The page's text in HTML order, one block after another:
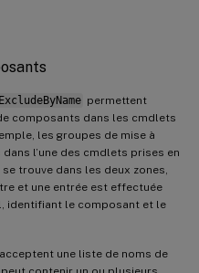
ExcludeByName permettent
composants dans les cmdlets
les groupes de mise à
l’une des cmdlets prises en
trouve dans les deux zones,
et une entrée est effectuée
identifiant le composant et le
acceptent une liste de noms de